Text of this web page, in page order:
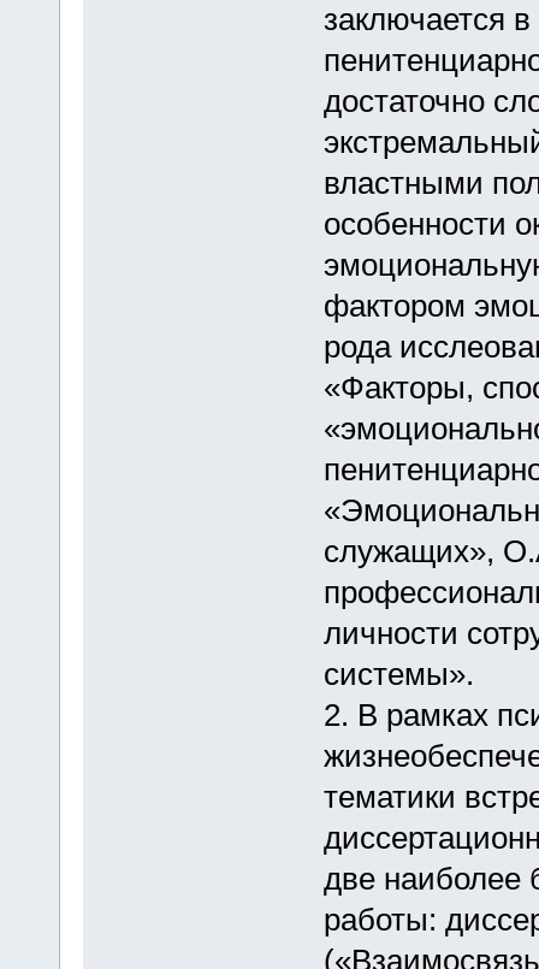
заключается
достаточно
властными
особенности
фактором
рода
«Факторы,
служащих»,
личности
системы».
2. В рамках
тематики
две наиболее
работы: